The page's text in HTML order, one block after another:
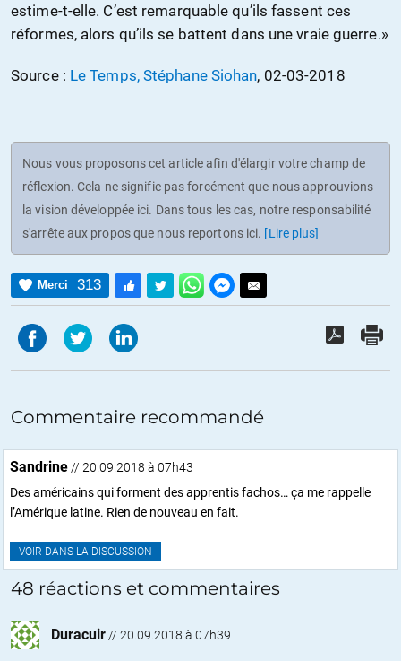
estime-t-elle. C’est remarquable qu’ils fassent ces
réformes, alors qu’ils se battent dans une vraie guerre.»
Source : Le Temps, Stéphane Siohan, 02-03-2018
Nous vous proposons cet article afin d'élargir votre champ de
réflexion. Cela ne signifie pas forcément que nous approuvions
la vision développée ici. Dans tous les cas, notre responsabilité
s'arrête aux propos que nous reportons ici. [Lire plus]
Merci 313
Commentaire recommandé
Sandrine // 20.09.2018 à 07h43
Des américains qui forment des apprentis fachos… ça me rappelle
l’Amérique latine. Rien de nouveau en fait.
VOIR DANS LA DISCUSSION
48 réactions et commentaires
Duracuir // 20.09.2018 à 07h39